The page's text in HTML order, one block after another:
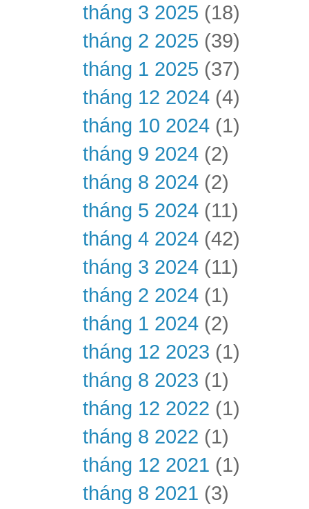
tháng 3 2025 (18)
tháng 2 2025 (39)
tháng 1 2025 (37)
tháng 12 2024 (4)
tháng 10 2024 (1)
tháng 9 2024 (2)
tháng 8 2024 (2)
tháng 5 2024 (11)
tháng 4 2024 (42)
tháng 3 2024 (11)
tháng 2 2024 (1)
tháng 1 2024 (2)
tháng 12 2023 (1)
tháng 8 2023 (1)
tháng 12 2022 (1)
tháng 8 2022 (1)
tháng 12 2021 (1)
tháng 8 2021 (3)